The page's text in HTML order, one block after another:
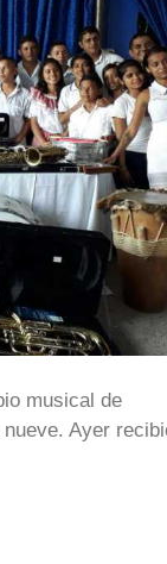
musical de
Ayer